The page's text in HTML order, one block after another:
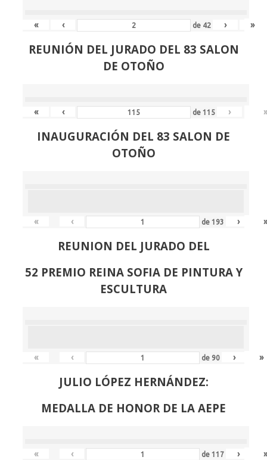
« ‹ de 42 › »
REUNIÓN DEL JURADO DEL 83 SALON
DE OTOÑO
« ‹ de115 ›
INAUGURACIÓN DEL 83 SALON DE
OTOÑO
« ‹ de193 ›
REUNION DEL JURADO DEL
52 PREMIO REINA SOFIA DE PINTURA Y
ESCULTURA
« ‹ de 90 › »
JULIO LÓPEZ HERNÁNDEZ:
MEDALLA DE HONOR DE LA AEPE
« ‹ de117 ›